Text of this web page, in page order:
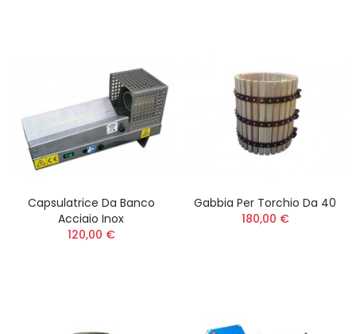
Capsulatrice Da Banco
Acciaio Inox
120,00 €
Gabbia Per Torchio Da 40
180,00 €